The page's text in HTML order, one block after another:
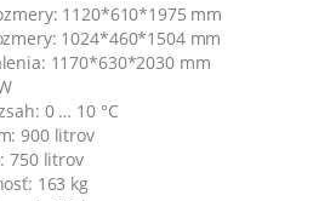
1120*610*1975 mm
1024*460*1504 mm
1170*630*2030 mm
0 … 10 °C
900 litrov
750 litrov
163 kg